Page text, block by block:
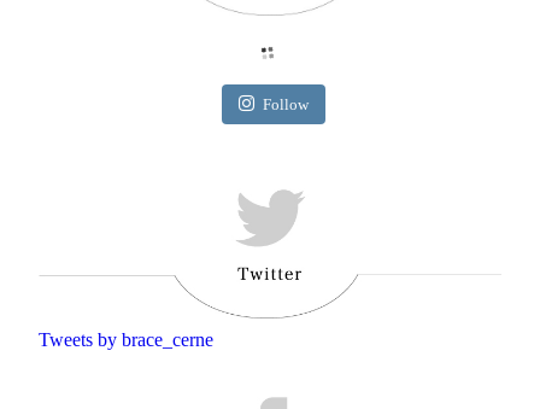
Follow
Tweets by brace_cerne